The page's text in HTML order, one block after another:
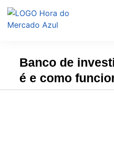
Banco de
é e como